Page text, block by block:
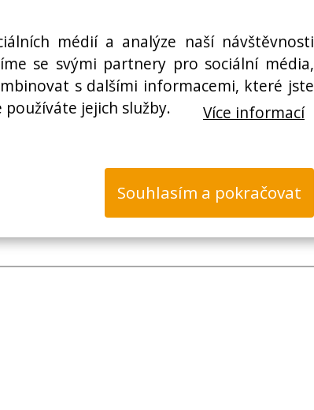
médií a analýze naší návštěvnosti
se svými partnery pro sociální média,
s dalšími informacemi, které jste
jejich služby.
Více informací
Souhlasím a pokračovat
bez DPH:
Koupit